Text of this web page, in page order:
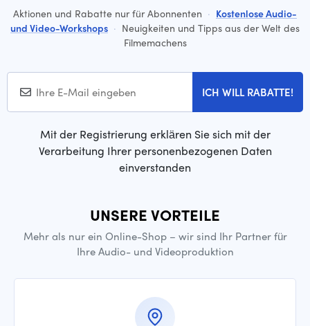
Aktionen und Rabatte nur für Abonnenten · Kostenlose Audio-
und Video-Workshops · Neuigkeiten und Tipps aus der Welt des
Filmemachens
ICH WILL RABATTE!
Mit der Registrierung erklären Sie sich mit der
Verarbeitung Ihrer personenbezogenen Daten
einverstanden
UNSERE VORTEILE
Mehr als nur ein Online-Shop – wir sind Ihr Partner für
Ihre Audio- und Videoproduktion